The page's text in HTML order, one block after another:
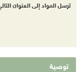
ترسل المواد إلى العنوان
توصية